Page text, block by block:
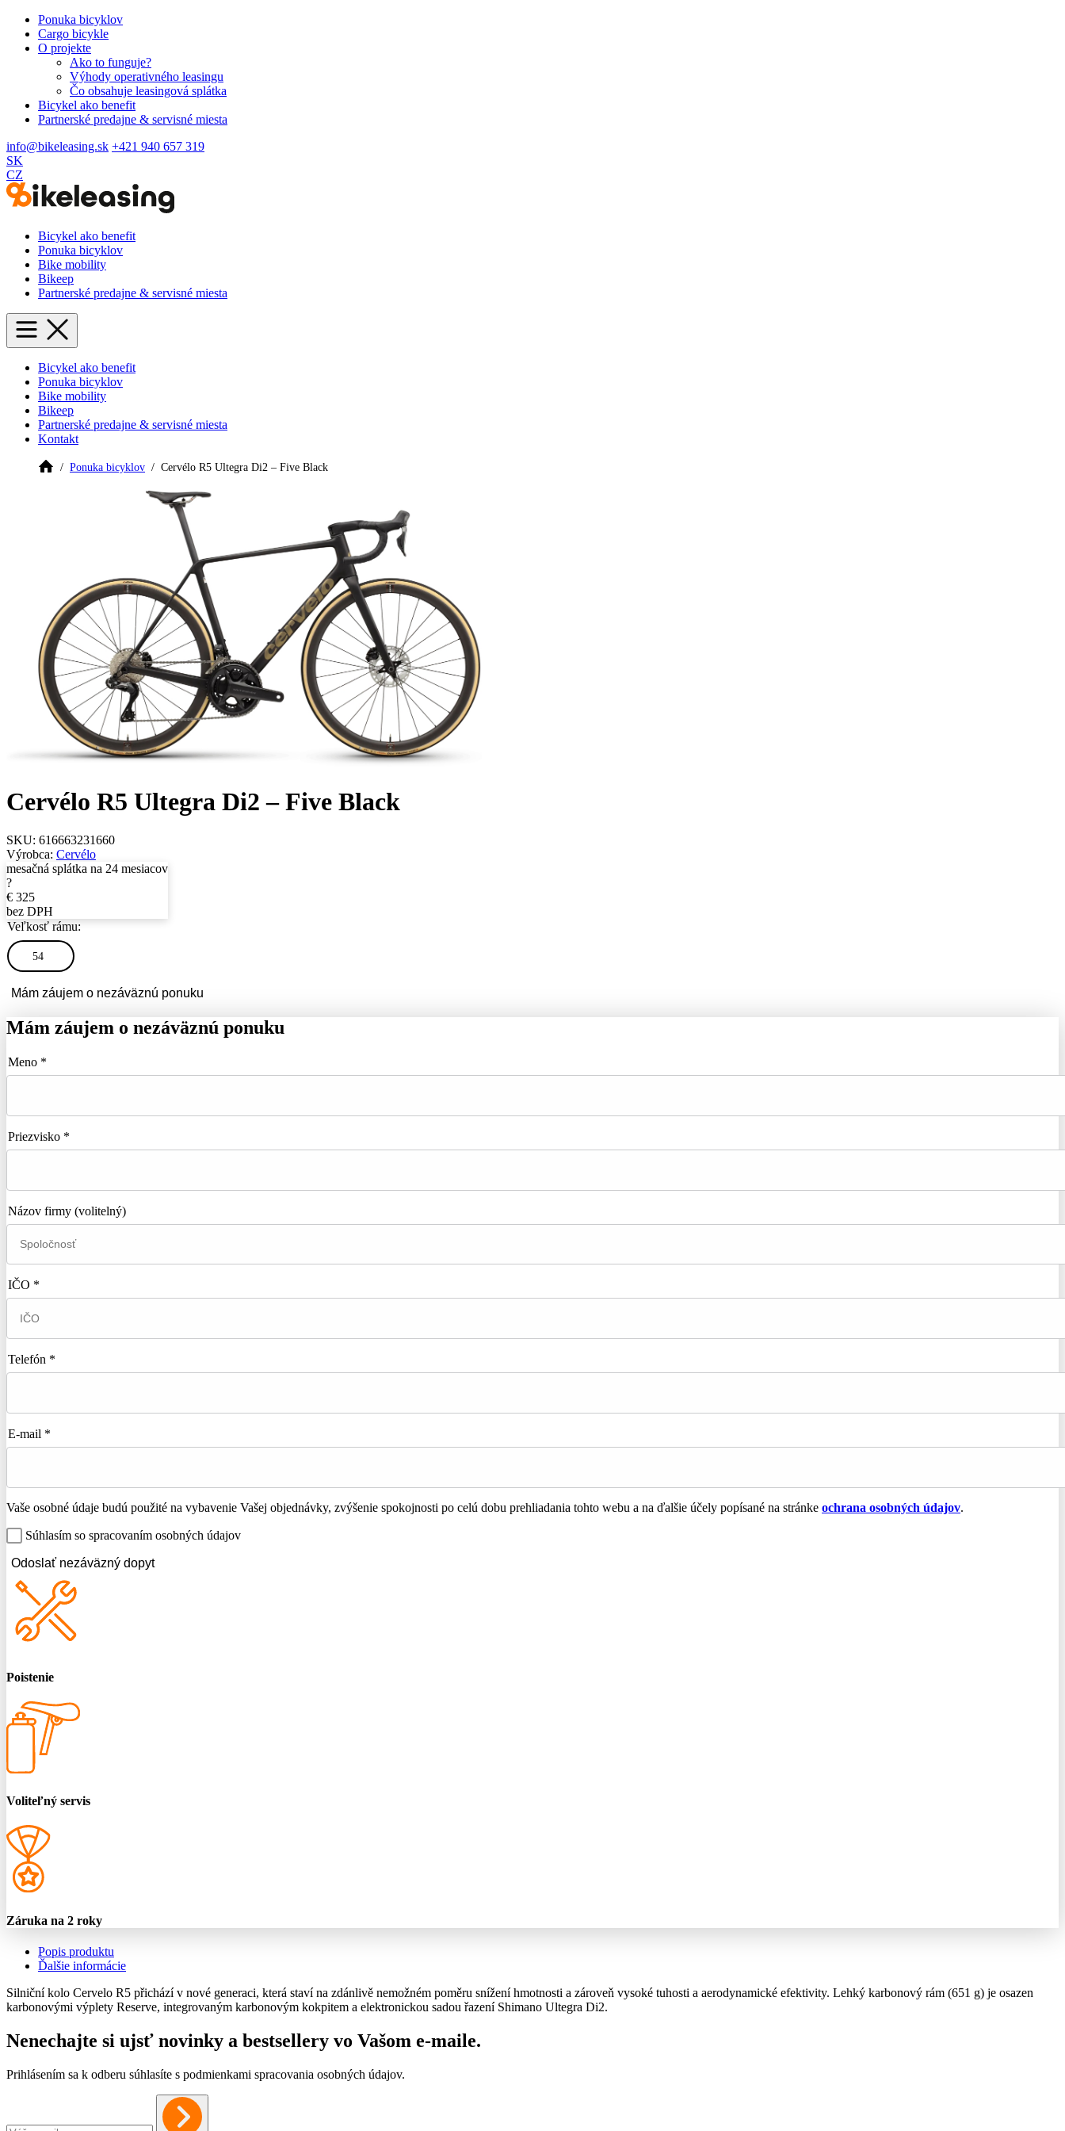
Ponuka bicyklov
Cargo bicykle
O projekte
Ako to funguje?
Výhody operativného leasingu
Čo obsahuje leasingová splátka
Bicykel ako benefit
Partnerské predajne & servisné miesta
info@bikeleasing.sk +421 940 657 319
SK
CZ
Bicykel ako benefit
Ponuka bicyklov
Bike mobility
Bikeep
Partnerské predajne & servisné miesta
Bicykel ako benefit
Ponuka bicyklov
Bike mobility
Bikeep
Partnerské predajne & servisné miesta
Kontakt
Ponuka bicyklov Cervélo R5 Ultegra Di2 – Five Black
Cervélo R5 Ultegra Di2 – Five Black
SKU: 616663231660
Výrobca: Cervélo
mesačná splátka na 24 mesiacov
?
€ 325
bez DPH
Veľkosť rámu:
54
Mám záujem o nezáväznú ponuku
Mám záujem o nezáväznú ponuku
Meno *
Priezvisko *
Názov firmy (volitelný)
IČO *
Telefón *
E-mail *
Vaše osobné údaje budú použité na vybavenie Vašej objednávky, zvýšenie spokojnosti po celú dobu prehliadania tohto webu a na ďalšie účely popísané na stránke ochrana osobných údajov.
Súhlasím so spracovaním osobných údajov
Odoslať nezáväzný dopyt
Poistenie
Voliteľný servis
Záruka na 2 roky
Popis produktu
Ďalšie informácie
Silniční kolo Cervelo R5 přichází v nové generaci, která staví na zdánlivě nemožném poměru snížení hmotnosti a zároveň vysoké tuhosti a aerodynamické efektivity. Lehký karbonový rám (651 g) je osazen
karbonovými výplety Reserve, integrovaným karbonovým kokpitem a elektronickou sadou řazení Shimano Ultegra Di2.
Nenechajte si ujsť novinky a bestsellery vo Vašom e-maile.
Prihlásením sa k odberu súhlasíte s podmienkami spracovania osobných údajov.